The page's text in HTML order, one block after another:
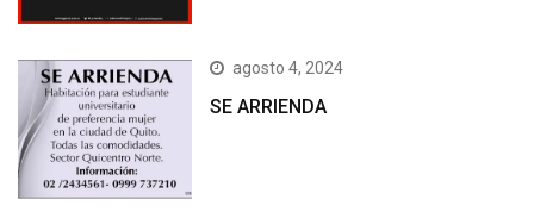
agosto 4, 2024
SE ARRIENDA